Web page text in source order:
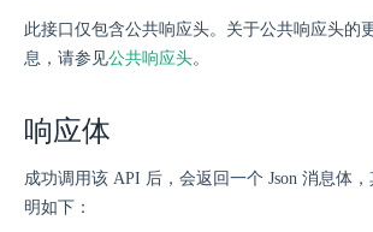
此接口仅包含公共响应头。关于公共响应头的
息，请参见公共响应头。
响应体
成功调用该 API 后，会返回一个 Json 消息体
明如下：